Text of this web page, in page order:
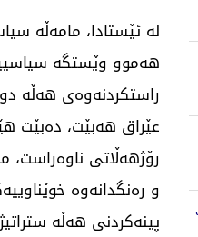
لە ئێستادا، مامەڵە
هەموو وێستگە
راستکردنەوەی هەڵە
عێراق هەبێت، دەبێت
رۆژهەڵاتی ناوەراست،
و رەنگدانەوە
پینەکردنی هەڵە